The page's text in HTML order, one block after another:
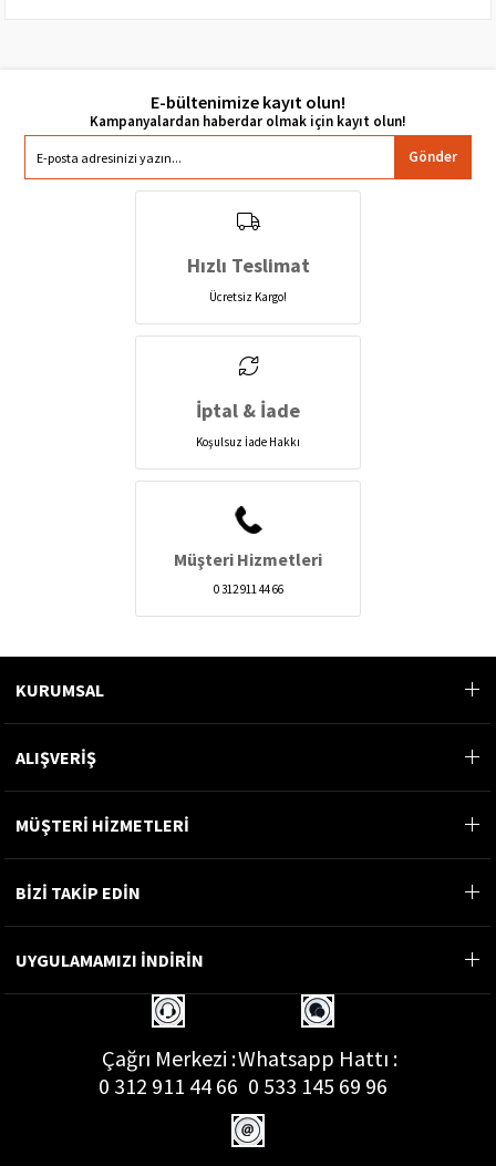
E-bültenimize kayıt olun!
Gönder
Hızlı Teslimat
Ücretsiz Kargo!
İptal & İade
Koşulsuz İade Hakkı
Müşteri Hizmetleri
0 312 911 44 66
KURUMSAL
ALIŞVERİŞ
MÜŞTERİ HİZMETLERİ
BİZİ TAKİP EDİN
UYGULAMAMIZI İNDİRİN
Çağrı Merkezi :
0 312 911 44 66
Whatsapp Hattı :
0 533 145 69 96